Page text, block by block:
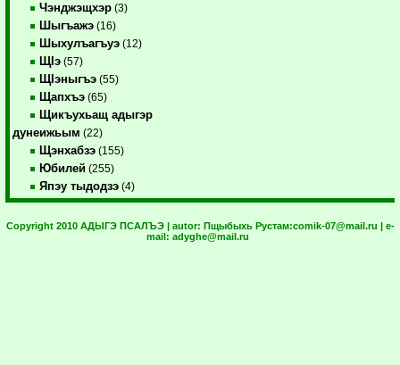
Чэнджэщхэр (3)
Шыгъажэ (16)
Шыхулъагъуэ (12)
ЩIэ (57)
ЩIэныгъэ (55)
Щапхъэ (65)
Щикъухьащ адыгэр
дунеижьым (22)
Щэнхабзэ (155)
Юбилей (255)
Япэу тыдодзэ (4)
Copyright 2010 АДЫГЭ ПСАЛЪЭ | autor: Пщыбыхь Рустам:comik-07@mail.ru | e-
mail: adyghe@mail.ru